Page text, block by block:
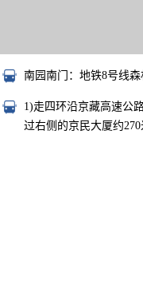
南园南门：地铁8号线
1)走四环沿京藏高速公
过右侧的京民大厦约